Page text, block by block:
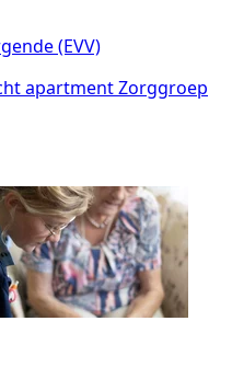
(EVV)
apartmentZorggroep